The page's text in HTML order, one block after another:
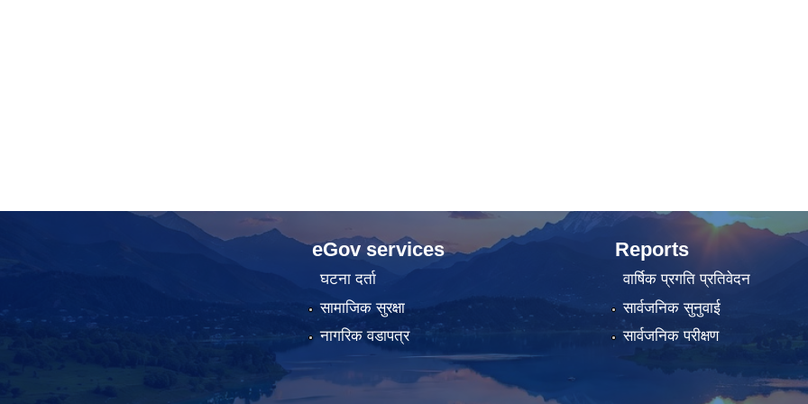
eGov services
घटना दर्ता
सामाजिक सुरक्षा
नागरिक वडापत्र
Reports
वार्षिक प्रगति प्रतिवेदन
सार्वजनिक सुनुवाई
सार्वजनिक परीक्षण